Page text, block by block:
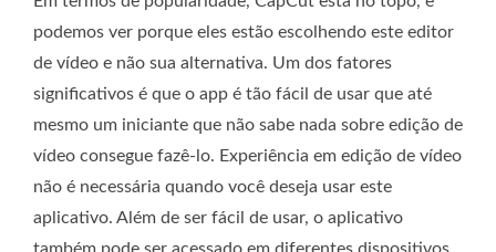
podemos ver porque eles estão escolhendo este editor
de vídeo e não sua alternativa. Um dos fatores
significativos é que o app é tão fácil de usar que até
mesmo um iniciante que não sabe nada sobre edição de
vídeo consegue fazê-lo. Experiência em edição de vídeo
não é necessária quando você deseja usar este
aplicativo. Além de ser fácil de usar, o aplicativo
também pode ser acessado em diferentes dispositivos,